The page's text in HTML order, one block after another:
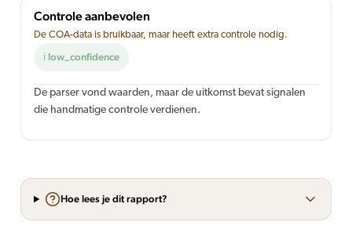
Controle aanbevolen
De COA-data is bruikbaar, maar heeft extra controle nodig.
ℹ low_confidence
De parser vond waarden, maar de uitkomst bevat signalen
die handmatige controle verdienen.
Hoe lees je dit rapport?